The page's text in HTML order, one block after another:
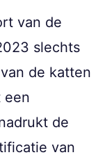
van de
slechts
de katten
een
de
van